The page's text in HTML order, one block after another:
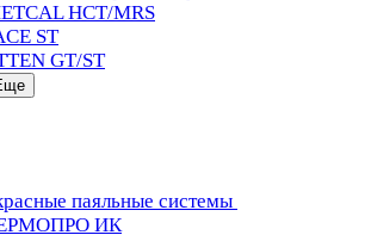
HCT/MRS
ST
GT/ST
паяльные системы
ИК